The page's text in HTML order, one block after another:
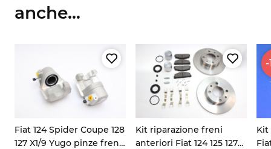
anche...
Fiat 124 Spider Coupe 128
127 X1/9 Yugo pinze freno
Kit riparazione freni
anteriori Fiat 124 125 127
-
Kit